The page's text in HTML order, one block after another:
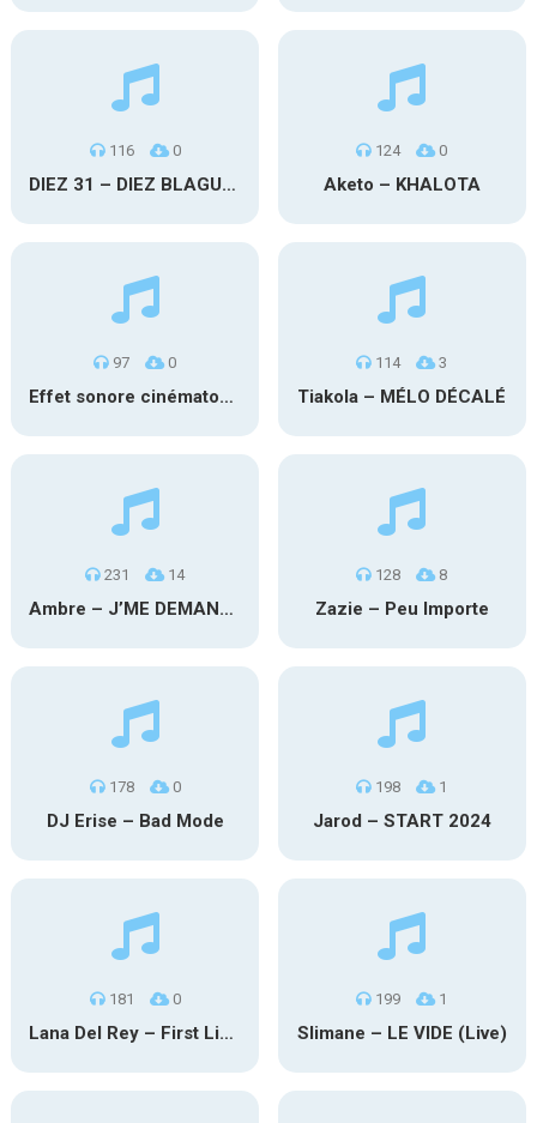
116 0
DIEZ 31 – DIEZ BLAGUE A PART
124 0
Aketo – KHALOTA
97 0
Effet sonore cinématographique
114 3
Tiakola – MÉLO DÉCALÉ
231 14
Ambre – J’ME DEMANDE
128 8
Zazie – Peu Importe
178 0
DJ Erise – Bad Mode
198 1
Jarod – START 2024
181 0
Lana Del Rey – First Light
199 1
Slimane – LE VIDE (Live)